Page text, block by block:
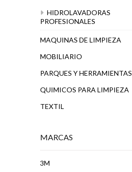
HIDROLAVADORAS
PROFESIONALES
MAQUINAS DE LIMPIEZA
MOBILIARIO
PARQUES Y HERRAMIENTAS
QUIMICOS PARA LIMPIEZA
TEXTIL
MARCAS
3M